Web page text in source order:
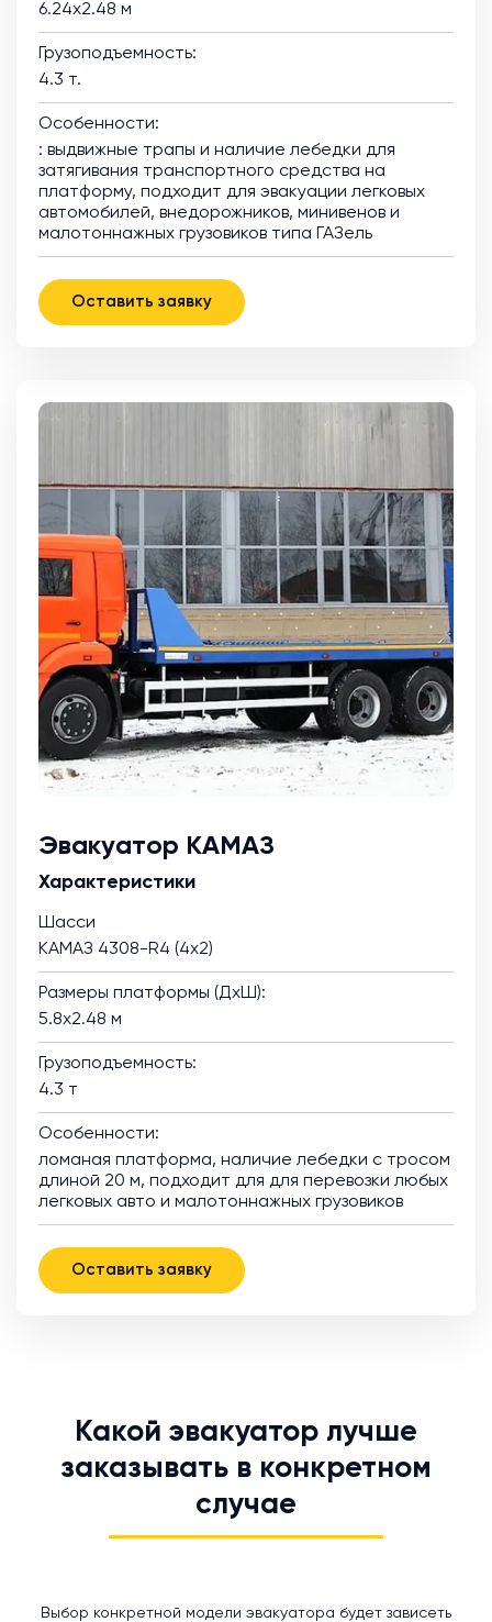
6.24х2.48 м
Грузоподъемность:
4.3 т.
Особенности:
: выдвижные трапы и наличие лебедки для
затягивания транспортного средства на
платформу, подходит для эвакуации легковых
автомобилей, внедорожников, минивенов и
малотоннажных грузовиков типа ГАЗель
Оставить заявку
Эвакуатор КАМАЗ
Характеристики
Шасси
КАМАЗ 4308-R4 (4х2)
Размеры платформы (ДхШ):
5.8х2.48 м
Грузоподъемность:
4.3 т
Особенности:
ломаная платформа, наличие лебедки с тросом
длиной 20 м, подходит для для перевозки любых
легковых авто и малотоннажных грузовиков
Оставить заявку
Какой эвакуатор лучше
заказывать в конкретном
случае
Выбор конкретной модели эвакуатора будет зависеть